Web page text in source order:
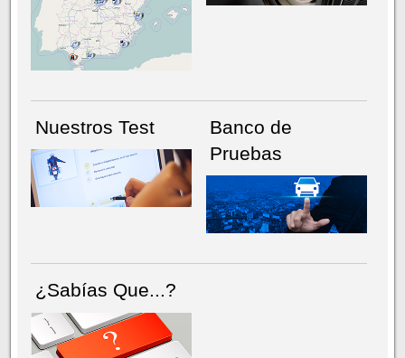
NÚMERO ACTUALHEMEROTECA
Nuestros Test
Banco de
Pruebas
¿Sabías Que...?